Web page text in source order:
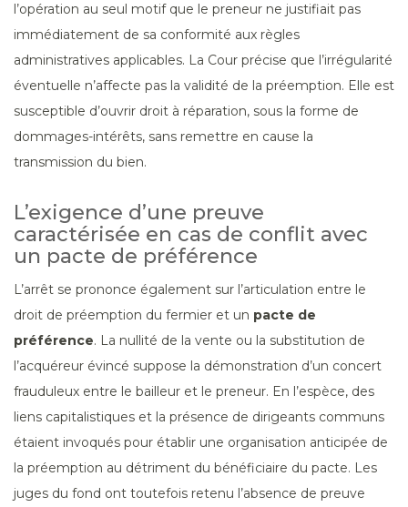
l’opération au seul motif que le preneur ne justifiait pas
immédiatement de sa conformité aux règles
administratives applicables. La Cour précise que l’irrégularité
éventuelle n’affecte pas la validité de la préemption. Elle est
susceptible d’ouvrir droit à réparation, sous la forme de
dommages-intérêts, sans remettre en cause la
transmission du bien.
L’exigence d’une preuve
caractérisée en cas de conflit avec
un pacte de préférence
L’arrêt se prononce également sur l’articulation entre le
droit de préemption du fermier et un pacte de
préférence. La nullité de la vente ou la substitution de
l’acquéreur évincé suppose la démonstration d’un concert
frauduleux entre le bailleur et le preneur. En l’espèce, des
liens capitalistiques et la présence de dirigeants communs
étaient invoqués pour établir une organisation anticipée de
la préemption au détriment du bénéficiaire du pacte. Les
juges du fond ont toutefois retenu l’absence de preuve